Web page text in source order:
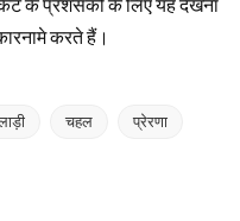
करते हैं।
चहल प्रेरणा